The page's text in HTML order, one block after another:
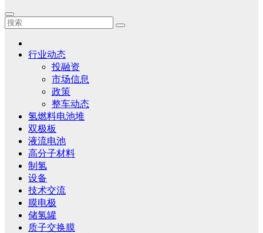
行业动态
投融资
市场信息
政策
整车动态
氢燃料电池堆
双极板
液流电池
高分子材料
制氢
设备
技术交流
膜电极
储氢罐
质子交换膜